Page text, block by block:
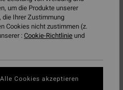
SALE
DOPPELTER RABATT EXTRA 25%
um die Produkte unserer
die Ihrer Zustimmung
Cookies nicht zustimmen (z.
:Cookie-Richtlinie und
Alle Cookies akzeptieren